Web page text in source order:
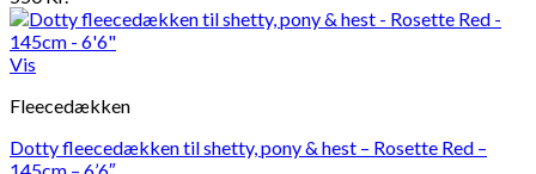
Vis
Fleecedækken
Dotty fleecedækken til shetty, pony & hest – Rosette Red –